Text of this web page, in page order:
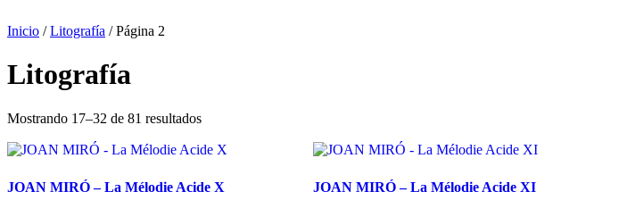
Inicio /Litografía / Página 2
Litografía
Mostrando 17–32 de 81 resultados
JOAN MIRÓ – La Mélodie Acide X JOAN MIRÓ – La Mélodie Acide XI